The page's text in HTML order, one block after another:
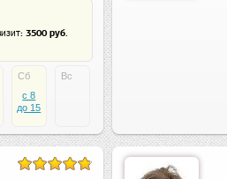
: 3500 руб.
Сб
c 8
до 15
Вс